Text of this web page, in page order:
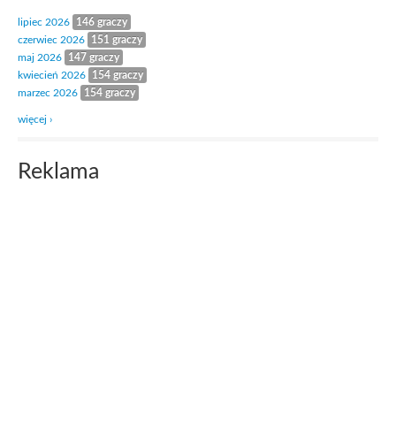
lipiec 2026
146 graczy
czerwiec 2026
151 graczy
maj 2026
147 graczy
kwiecień 2026
154 graczy
marzec 2026
154 graczy
więcej ›
Reklama